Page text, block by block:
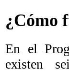
¿Cómo
En el
existen